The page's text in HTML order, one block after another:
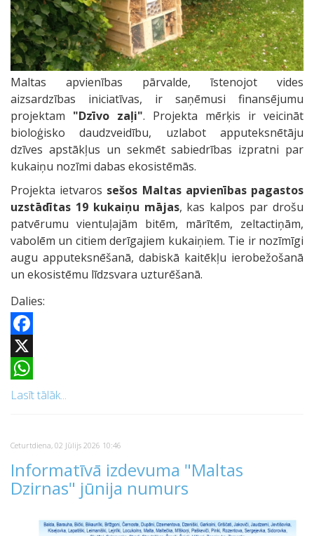
Maltas apvienības pārvalde, īstenojot vides
aizsardzības iniciatīvas, ir saņēmusi finansējumu
projektam "Dzīvo zaļi". Projekta mērķis ir veicināt
bioloģisko daudzveidību, uzlabot apputeksnētāju
dzīves apstākļus un sekmēt sabiedrības izpratni par
kukaiņu nozīmi dabas ekosistēmās.
Projekta ietvaros sešos Maltas apvienības pagastos
uzstādītas 19 kukaiņu mājas, kas kalpos par drošu
patvērumu vientuļajām bitēm, mārītēm, zeltactiņām,
vabolēm un citiem derīgajiem kukaiņiem. Tie ir nozīmīgi
augu apputeksnēšanā, dabiskā kaitēkļu ierobežošanā
un ekosistēmu līdzsvara uzturēšanā.
Dalies:
Facebook
X
WhatsApp
Lasīt tālāk...
Ceturtdiena, 02 Jūlijs 2026 10:46
Informatīvā izdevuma "Maltas
Dzirnas" jūnija numurs